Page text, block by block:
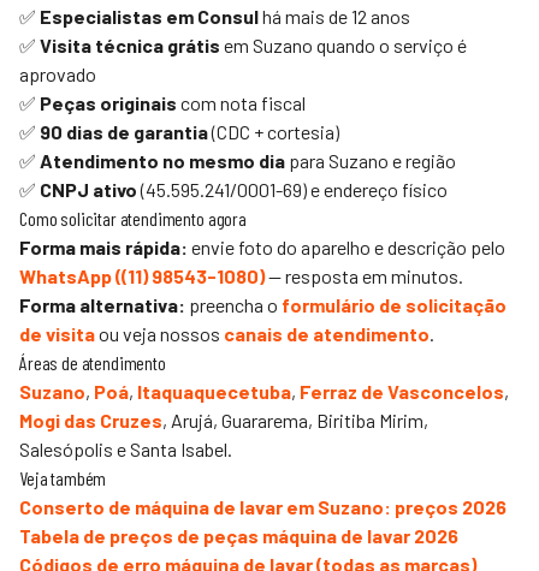
✅ Especialistas em Consulhá mais de 12 anos
✅ Visita técnica grátis em Suzano quando o serviço é
aprovado
✅ Peças originais com nota fiscal
✅ 90 dias de garantia(CDC + cortesia)
✅ Atendimento no mesmo dia para Suzano e região
✅ CNPJ ativo(45.595.241/0001-69) e endereço físico
Como solicitar atendimento agora
Forma mais rápida: envie foto do aparelho e descrição pelo
WhatsApp ((11) 98543-1080)— resposta em minutos.
Forma alternativa: preencha o formulário de solicitação
de visitaou veja nossos canais de atendimento.
Áreas de atendimento
Suzano, Poá, Itaquaquecetuba, Ferraz de Vasconcelos,
Mogi das Cruzes, Arujá, Guararema, Biritiba Mirim,
Salesópolis e Santa Isabel.
Veja também
Conserto de máquina de lavar em Suzano: preços 2026
Tabela de preços de peças máquina de lavar 2026
Códigos de erro máquina de lavar (todas as marcas)